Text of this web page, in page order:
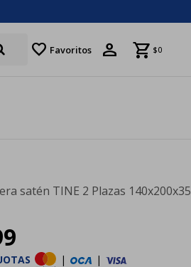
favorite Favoritos $0
satén TINE 2 Plazas 140x200x35
| |